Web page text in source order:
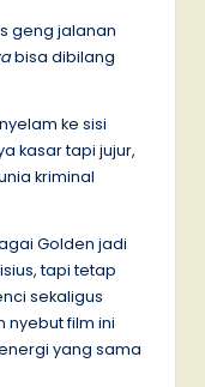
geng jalanan
bisa dibilang
ke sisi
kasar tapi jujur,
kriminal
Golden jadi
tapi tetap
sekaligus
nyebut film ini
yang sama